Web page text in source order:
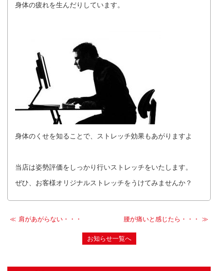
身体の疲れを生んだりしています。
身体のくせを知ることで、ストレッチ効果もあがりますよ
当店は姿勢評価をしっかり行いストレッチをいたします。
ぜひ、お客様オリジナルストレッチをうけてみませんか？
肩があがらない・・・ 腰が痛いと感じたら・・・
お知らせ一覧へ